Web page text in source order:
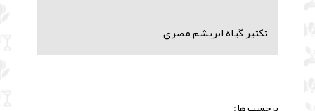
تکثیر گیاه ابریشم مصری